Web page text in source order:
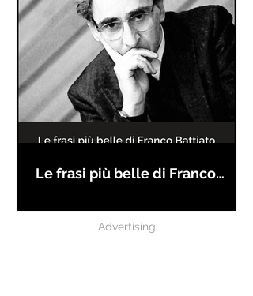
Le frasi più belle di Franco
Advertising